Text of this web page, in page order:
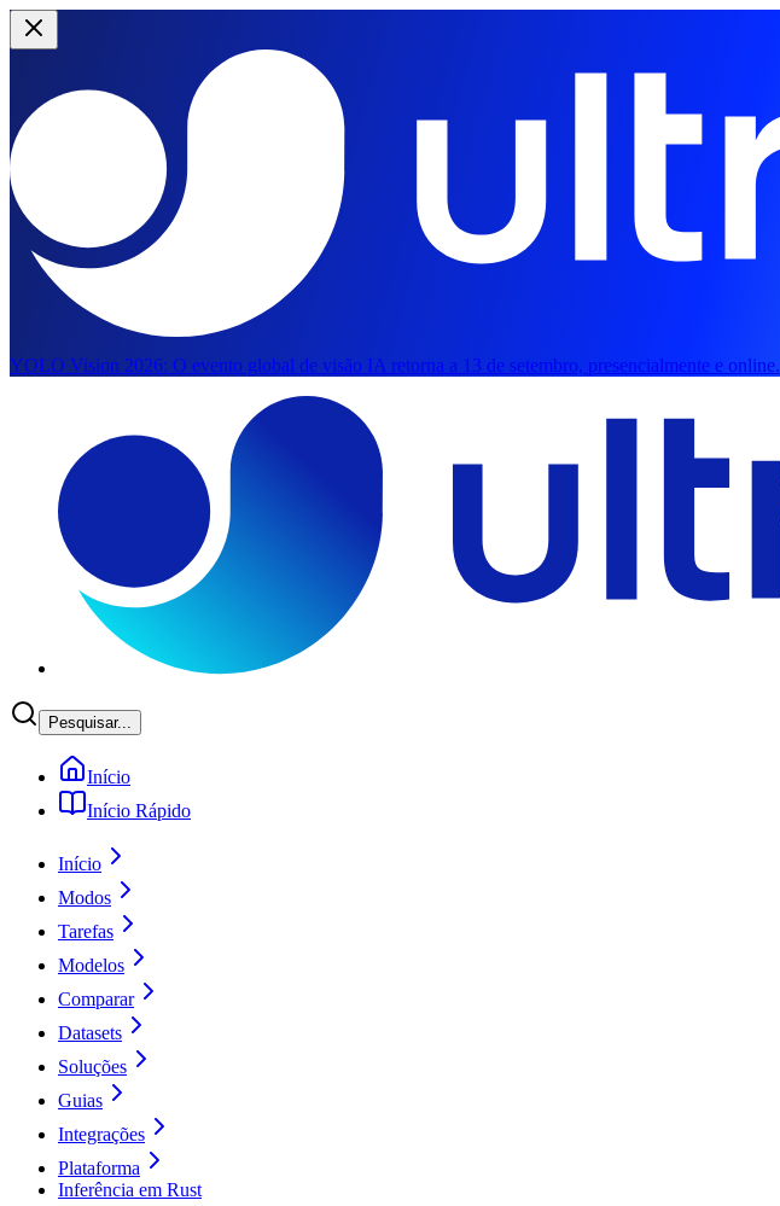
YOLO Vision 2026: O evento global de visão IA retorna a 13 de setembro, presencialmente e online.
Pesquisar...
Início
Início Rápido
Início
Modos
Tarefas
Modelos
Comparar
Datasets
Soluções
Guias
Integrações
Plataforma
Inferência em Rust